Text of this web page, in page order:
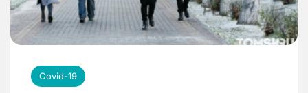
Covid-19